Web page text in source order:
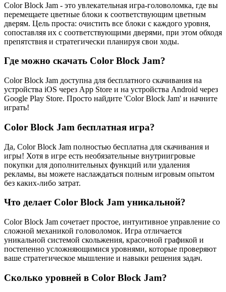
Color Block Jam - это увлекательная игра-головоломка, где вы
перемещаете цветные блоки к соответствующим цветным
дверям. Цель проста: очистить все блоки с каждого уровня,
сопоставляя их с соответствующими дверями, при этом обходя
препятствия и стратегически планируя свои ходы.
Где можно скачать Color Block Jam?
Color Block Jam доступна для бесплатного скачивания на
устройства iOS через App Store и на устройства Android через
Google Play Store. Просто найдите 'Color Block Jam' и начните
играть!
Color Block Jam бесплатная игра?
Да, Color Block Jam полностью бесплатна для скачивания и
игры! Хотя в игре есть необязательные внутриигровые
покупки для дополнительных функций или удаления
рекламы, вы можете наслаждаться полным игровым опытом
без каких-либо затрат.
Что делает Color Block Jam уникальной?
Color Block Jam сочетает простое, интуитивное управление со
сложной механикой головоломок. Игра отличается
уникальной системой скольжения, красочной графикой и
постепенно усложняющимися уровнями, которые проверяют
ваше стратегическое мышление и навыки решения задач.
Сколько уровней в Color Block Jam?